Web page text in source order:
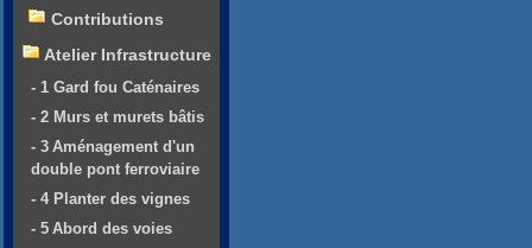
Contributions
Atelier Infrastructure
- 1 Gard fou Caténaires
- 2 Murs et murets bâtis
- 3 Aménagement d'un
double pont ferroviaire
- 4 Planter des vignes
- 5 Abord des voies